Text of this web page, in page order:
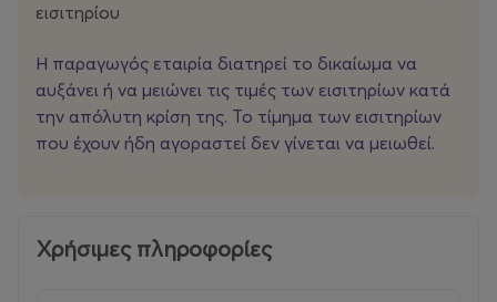
Αμερικής 2 Στοά Σπύρου Μήλιου
Σύνταγμα, Αθήνα
Ημέρες & Ώρες παραστάσεων
εισιτηρίου
Η παραγωγός εταιρία διατηρεί το δικαίωμα να
αυξάνει ή να μειώνει τις τιμές των εισιτηρίων κατά
την απόλυτη κρίση της. Το τίμημα των εισιτηρίων
που έχουν ήδη αγοραστεί δεν γίνεται να μειωθεί.
Χρήσιμες πληροφορίες